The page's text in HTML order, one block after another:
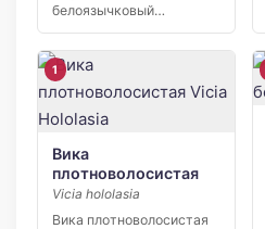
белоязычковый
— узколокальный
эндемик Восточного…
1
Вика
плотноволосистая
Vicia hololasia
Вика плотноволосистая